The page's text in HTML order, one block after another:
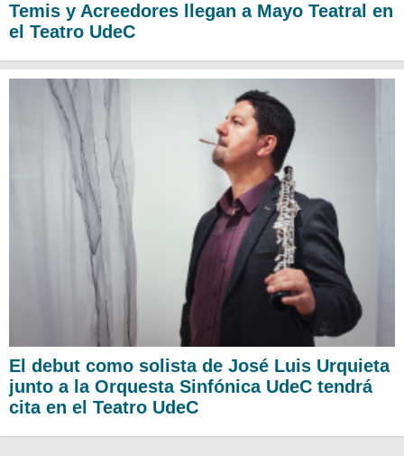
Temis y Acreedores llegan a Mayo Teatral en
el Teatro UdeC
El debut como solista de José Luis Urquieta
junto a la Orquesta Sinfónica UdeC tendrá
cita en el Teatro UdeC